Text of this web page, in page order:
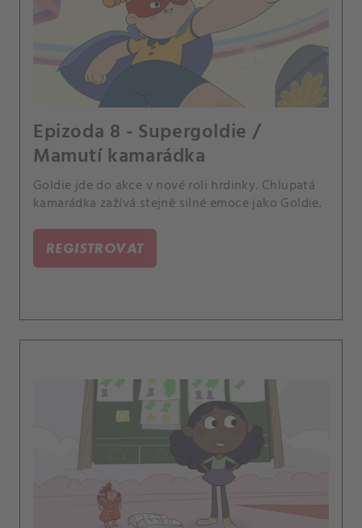
Epizoda 8 - Supergoldie /
Mamutí kamarádka
Goldie jde do akce v nové roli hrdinky. Chlupatá
kamarádka zažívá stejně silné emoce jako Goldie.
REGISTROVAT